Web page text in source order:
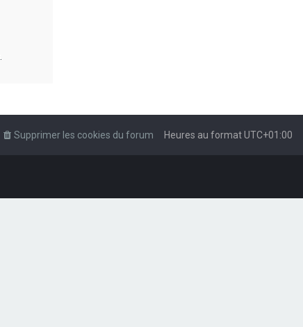
Heures au formatUTC+01:00
Supprimer les cookies du forum